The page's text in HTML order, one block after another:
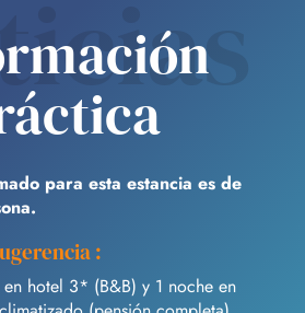
para esta estancia es de
:
hotel 3* (B&B) y 1 noche en